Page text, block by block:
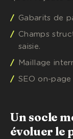
Gabarits de
Champs
saisie.
Maillage
SEO on-page
Un socle
évoluer le